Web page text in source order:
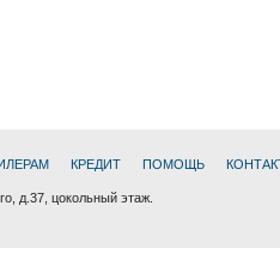
КРЕДИТ ПОМОЩЬ
д.37, цокольный этаж.